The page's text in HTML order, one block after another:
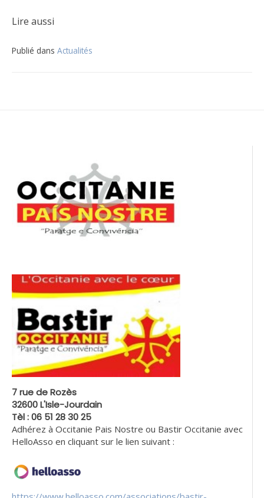
Lire aussi
Publié dans Actualités
7 rue de Rozès
32600 L'Isle-Jourdain
Tèl : 06 51 28 30 25
Adhérez à Occitanie Pais Nostre ou Bastir Occitanie avec
HelloAsso en cliquant sur le lien suivant :